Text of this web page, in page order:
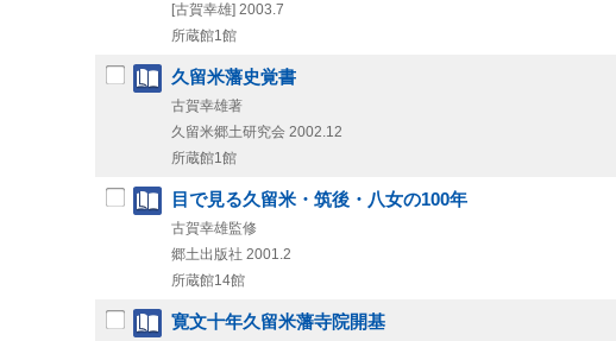
[古賀幸雄] 2003.7
所蔵館1館
久留米藩史覚書
古賀幸雄著
久留米郷土研究会 2002.12
所蔵館1館
目で見る久留米・筑後・八女の100年
古賀幸雄監修
郷土出版社 2001.2
所蔵館14館
寛文十年久留米藩寺院開基